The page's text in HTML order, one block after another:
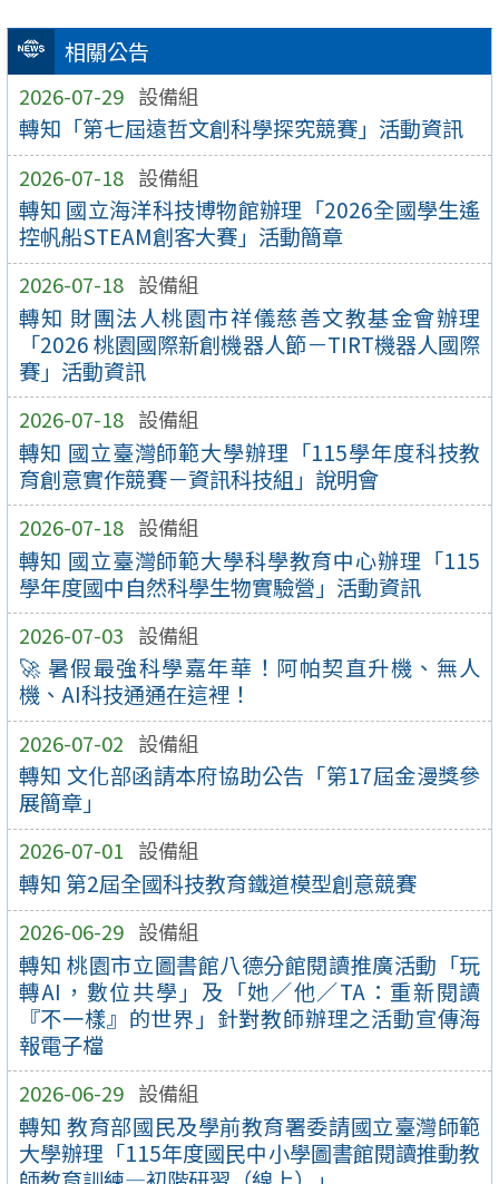
相關公告
2026-07-29 設備組
轉知「第七屆遠哲文創科學探究競賽」活動資訊
2026-07-18 設備組
轉知 國立海洋科技博物館辦理「2026全國學生遙
控帆船STEAM創客大賽」活動簡章
2026-07-18 設備組
轉知 財團法人桃園市祥儀慈善文教基金會辦理
「2026 桃園國際新創機器人節－TIRT機器人國際
賽」活動資訊
2026-07-18 設備組
轉知 國立臺灣師範大學辦理「115學年度科技教
育創意實作競賽－資訊科技組」說明會
2026-07-18 設備組
轉知 國立臺灣師範大學科學教育中心辦理「115
學年度國中自然科學生物實驗營」活動資訊
2026-07-03 設備組
🚀 暑假最強科學嘉年華！阿帕契直升機、無人
機、AI科技通通在這裡！
2026-07-02 設備組
轉知 文化部函請本府協助公告「第17屆金漫獎參
展簡章」
2026-07-01 設備組
轉知 第2屆全國科技教育鐵道模型創意競賽
2026-06-29 設備組
轉知 桃園市立圖書館八德分館閱讀推廣活動「玩
轉AI，數位共學」及「她／他／TA：重新閱讀
『不一樣』的世界」針對教師辦理之活動宣傳海
報電子檔
2026-06-29 設備組
轉知 教育部國民及學前教育署委請國立臺灣師範
大學辦理「115年度國民中小學圖書館閱讀推動教